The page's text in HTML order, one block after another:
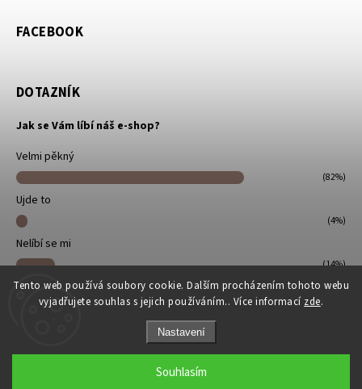
Tento web používá soubory cookie. Dalším procházením tohoto webu
vyjadřujete souhlas s jejich používáním.. Více informací zde.
Nastavení
Souhlasím
FACEBOOK
DOTAZNÍK
Jak se Vám líbí náš e-shop?
Velmi pěkný
(82%)
Ujde to
(4%)
Nelíbí se mi
(14%)
Počet hlasů:22